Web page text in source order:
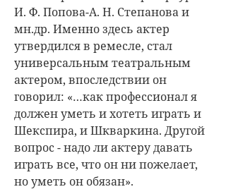
И. Ф. Попова-А. Н. Степанова и
мн.др. Именно здесь актер
утвердился в ремесле, стал
универсальным театральным
актером, впоследствии он
говорил: «…как профессионал я
должен уметь и хотеть играть и
Шекспира, и Шкваркина. Другой
вопрос - надо ли актеру давать
играть все, что он ни пожелает,
но уметь он обязан».